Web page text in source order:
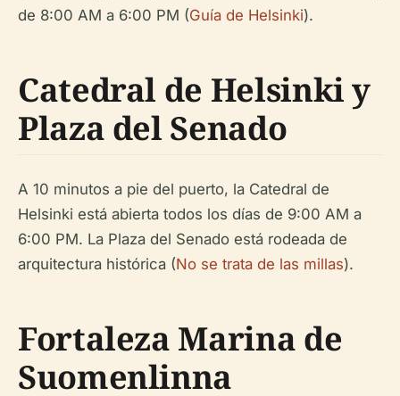
de 8:00 AM a 6:00 PM (Guía de Helsinki).
Catedral de Helsinki y
Plaza del Senado
A 10 minutos a pie del puerto, la Catedral de
Helsinki está abierta todos los días de 9:00 AM a
6:00 PM. La Plaza del Senado está rodeada de
arquitectura histórica (No se trata de las millas).
Fortaleza Marina de
Suomenlinna